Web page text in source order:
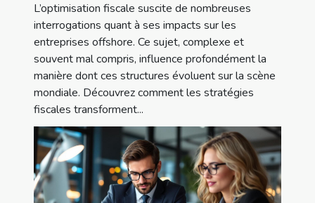
L’optimisation fiscale suscite de nombreuses
interrogations quant à ses impacts sur les
entreprises offshore. Ce sujet, complexe et
souvent mal compris, influence profondément la
manière dont ces structures évoluent sur la scène
mondiale. Découvrez comment les stratégies
fiscales transforment...